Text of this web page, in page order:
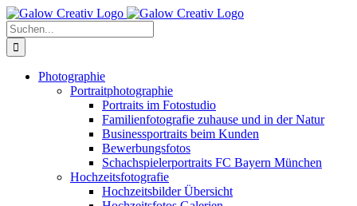
Zum
Inhalt
springen
Suche
nach:
Photographie
Portraitphotographie
Portraits im Fotostudio
Familienfotografie zuhause und in der Natur
Businessportraits beim Kunden
Bewerbungsfotos
Schachspielerportraits FC Bayern München
Hochzeitsfotografie
Hochzeitsbilder Übersicht